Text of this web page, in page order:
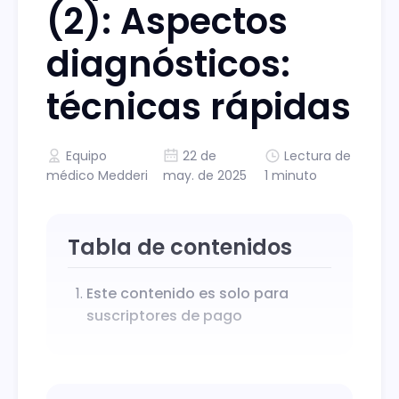
(2): Aspectos
diagnósticos:
técnicas rápidas
Equipo
médico Medderi
22 de
may. de 2025
Lectura de
1 minuto
Tabla de contenidos
Este contenido es solo para
suscriptores de pago